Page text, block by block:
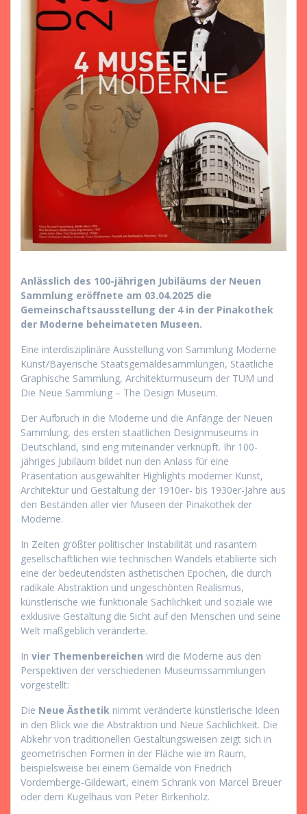
Anlässlich des 100-jährigen Jubiläums der Neuen
Sammlung eröffnete am 03.04.2025 die
Gemeinschaftsausstellung der 4 in der Pinakothek
der Moderne beheimateten Museen.
Eine interdisziplinäre Ausstellung von Sammlung Moderne
Kunst/Bayerische Staatsgemäldesammlungen, Staatliche
Graphische Sammlung, Architekturmuseum der TUM und
Die Neue Sammlung – The Design Museum.
Der Aufbruch in die Moderne und die Anfänge der Neuen
Sammlung, des ersten staatlichen Designmuseums in
Deutschland, sind eng miteinander verknüpft. Ihr 100-
jähriges Jubiläum bildet nun den Anlass für eine
Präsentation ausgewählter Highlights moderner Kunst,
Architektur und Gestaltung der 1910er- bis 1930er-Jahre aus
den Beständen aller vier Museen der Pinakothek der
Moderne.
In Zeiten größter politischer Instabilität und rasantem
gesellschaftlichen wie technischen Wandels etablierte sich
eine der bedeutendsten ästhetischen Epochen, die durch
radikale Abstraktion und ungeschönten Realismus,
künstlerische wie funktionale Sachlichkeit und soziale wie
exklusive Gestaltung die Sicht auf den Menschen und seine
Welt maßgeblich veränderte.
In vier Themenbereichen wird die Moderne aus den
Perspektiven der verschiedenen Museumssammlungen
vorgestellt:
Die Neue Ästhetik nimmt veränderte künstlerische Ideen
in den Blick wie die Abstraktion und Neue Sachlichkeit. Die
Abkehr von traditionellen Gestaltungsweisen zeigt sich in
geometrischen Formen in der Fläche wie im Raum,
beispielsweise bei einem Gemälde von Friedrich
Vordemberge-Gildewart, einem Schrank von Marcel Breuer
oder dem Kugelhaus von Peter Birkenholz.